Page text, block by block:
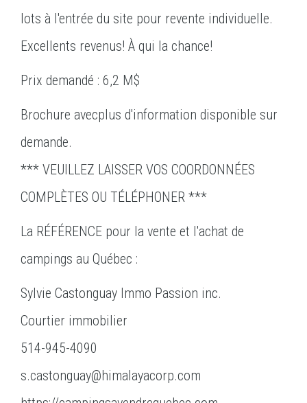
lots à l'entrée du site pour revente individuelle.
Excellents revenus! À qui la chance!
Prix demandé : 6,2 M$
Brochure avecplus d'information disponible sur
demande.
*** VEUILLEZ LAISSER VOS COORDONNÉES
COMPLÈTES OU TÉLÉPHONER ***
La RÉFÉRENCE pour la vente et l'achat de
campings au Québec :
Sylvie Castonguay Immo Passion inc.
Courtier immobilier
514-945-4090
s.castonguay@himalayacorp.com